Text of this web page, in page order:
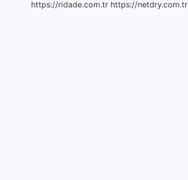
https://ridade.com.tr https://netdry.com.tr